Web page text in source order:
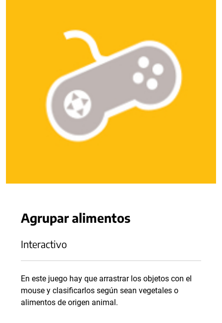
Agrupar alimentos
Interactivo
En este juego hay que arrastrar los objetos con el
mouse y clasificarlos según sean vegetales o
alimentos de origen animal.